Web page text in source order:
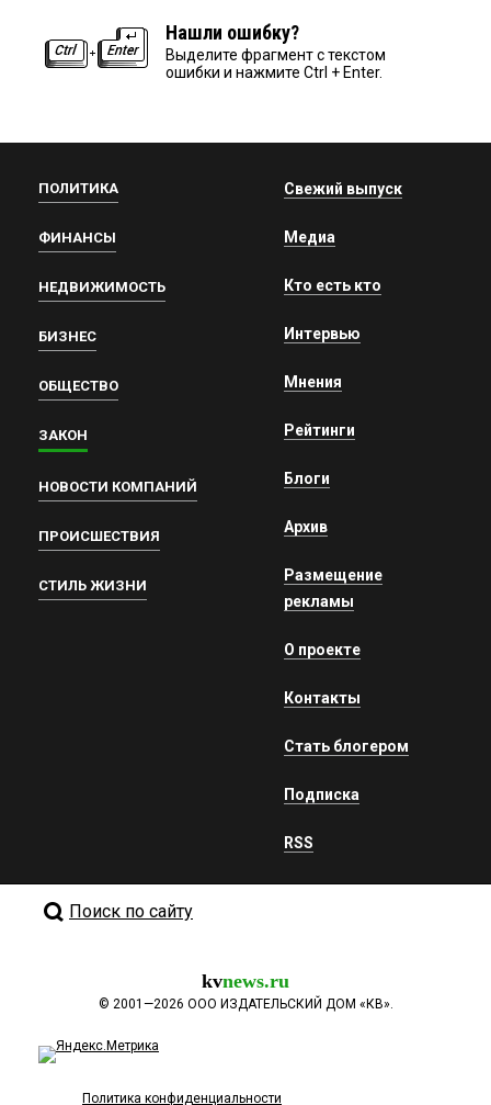
Нашли ошибку?
Выделите фрагмент с текстом
ошибки и нажмите Ctrl + Enter.
ПОЛИТИКА
ФИНАНСЫ
НЕДВИЖИМОСТЬ
БИЗНЕС
ОБЩЕСТВО
ЗАКОН
НОВОСТИ КОМПАНИЙ
ПРОИСШЕСТВИЯ
СТИЛЬ ЖИЗНИ
Свежий выпуск
Медиа
Кто есть кто
Интервью
Мнения
Рейтинги
Блоги
Архив
Размещение
рекламы
О проекте
Контакты
Стать блогером
Подписка
RSS
Поиск по сайту
kvnews.ru
© 2001—2026 ООО ИЗДАТЕЛЬСКИЙ ДОМ «КВ».
Политика конфиденциальности